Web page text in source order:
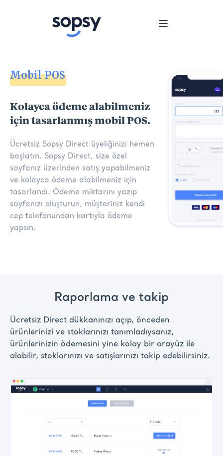
Mobil POS
Kolayca ödeme alabilmeniz
için tasarlanmış mobil POS.
Ücretsiz Sopsy Direct üyeliğinizi hemen
başlatın. Sopsy Direct, size özel
sayfanız üzerinden satış yapabilmeniz
ve kolayca ödeme alabilmeniz için
tasarlandı. Ödeme miktarını yazıp
sayfanızı oluşturun, müşteriniz kendi
cep telefonundan kartıyla ödeme
yapsın.
Raporlama ve takip
Ücretsiz Direct dükkanınızı açıp, önceden
ürünlerinizi ve stoklarınızı tanımladıysanız,
ürünlerinizin ödemesini yine kolay bir arayüz ile
alabilir, stoklarınızı ve satışlarınızı takip edebilirsiniz.